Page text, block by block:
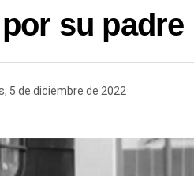
su padre
5 de diciembre de 2022